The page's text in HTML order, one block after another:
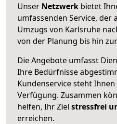
Unser Netzwerk bietet
umfassenden Service, der
Umzugs von Karlsruhe
von der Planung bis hin
Die Angebote umfasst
Ihre Bedürfnisse
Kundenservice steht
Verfügung. Zusammen
helfen, Ihr Ziel stressfrei
erreichen.